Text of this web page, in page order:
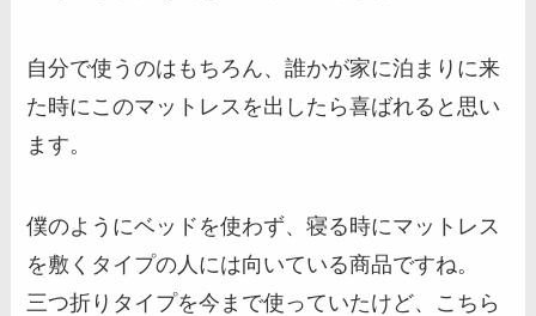
自分で使うのはもちろん、誰かが家に泊まりに来
た時にこのマットレスを出したら喜ばれると思い
ます。
僕のようにベッドを使わず、寝る時にマットレス
を敷くタイプの人には向いている商品ですね。
三つ折りタイプを今まで使っていたけど、こちら